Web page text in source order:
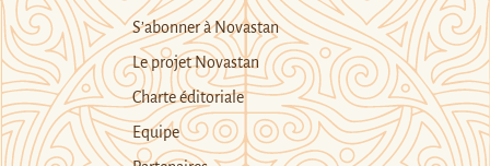
S’abonner à Novastan
Le projet Novastan
Charte éditoriale
Equipe